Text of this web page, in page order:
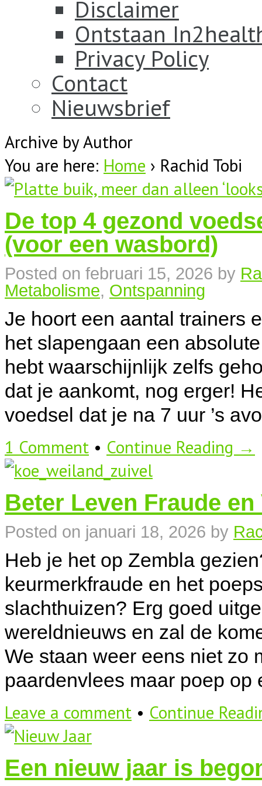
Disclaimer
Ontstaan
Privacy Policy
Contact
Nieuwsbrief
Archive by Author
You are here: Home › Rachid Tobi
De top 4 gezond
(voor een wasbord)
Posted on februari 15, 2026 by
Metabolisme, Ontspanning
Je hoort een aantal trainers
het slapengaan een
hebt waarschijnlijk zelfs
dat je aankomt, nog erger!
voedsel dat je na 7 uur ’s
1 Comment • Continue Reading →
Beter Leven Fraude
Posted on januari 18, 2026 by
Heb je het op Zembla
keurmerkfraude en het
slachthuizen? Erg goed
wereldnieuws en zal de
We staan weer eens niet zo
paardenvlees maar poep
Leave a comment • Continue
Een nieuw jaar is